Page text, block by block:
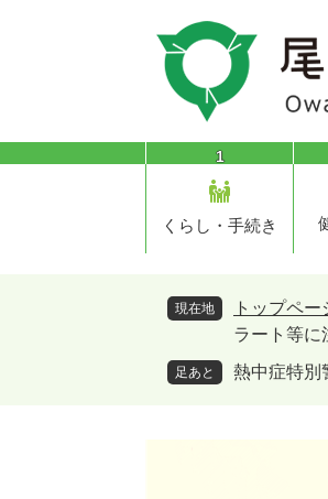
頭
飛
1
くらし・手続き
現在地 トップペー
ラート等に
足あと 熱中症特別